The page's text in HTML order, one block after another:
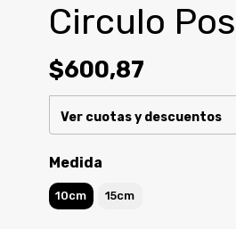
Circulo
$600,87
Ver cuotas y descuentos
Medida
10cm 15cm